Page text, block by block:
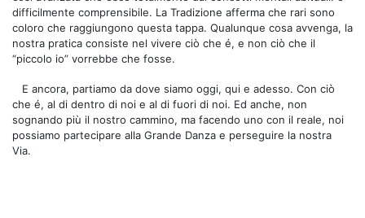
difficilmente comprensibile. La Tradizione afferma che rari sono
coloro che raggiungono questa tappa. Qualunque cosa avvenga, la
nostra pratica consiste nel vivere ciò che é, e non ciò che il
“piccolo io” vorrebbe che fosse.
E ancora, partiamo da dove siamo oggi, qui e adesso. Con ciò
che é, al di dentro di noi e al di fuori di noi. Ed anche, non
sognando più il nostro cammino, ma facendo uno con il reale, noi
possiamo partecipare alla Grande Danza e perseguire la nostra
Via.